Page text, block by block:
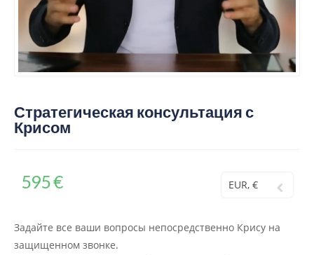
Стратегическая консультация с
Крисом
595€ EUR, €
Задайте все ваши вопросы непосредственно Крису на
защищенном звонке.